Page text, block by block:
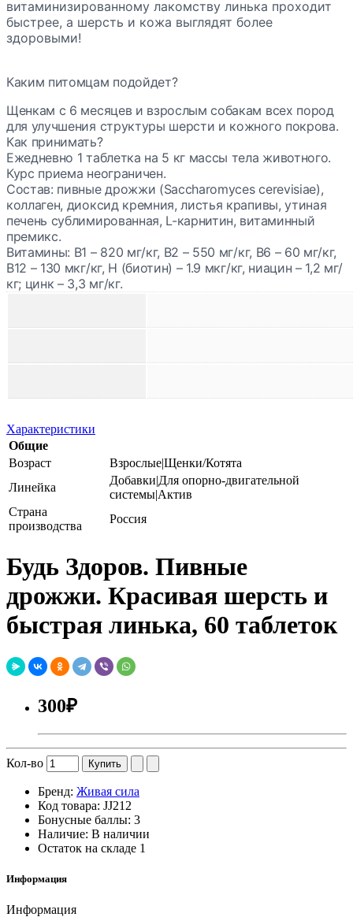
витаминизированному лакомству линька проходит
быстрее, а шерсть и кожа выглядят более
здоровыми!
Каким питомцам подойдет?
Щенкам с 6 месяцев и взрослым собакам всех пород
для улучшения структуры шерсти и кожного покрова.
Как принимать?
Ежедневно 1 таблетка на 5 кг массы тела животного.
Курс приема неограничен.
Состав: пивные дрожжи (Saccharomyces cerevisiae),
коллаген, диоксид кремния, листья крапивы, утиная
печень сублимированная, L-карнитин, витаминный
премикс.
Витамины: В1 – 820 мг/кг, В2 – 550 мг/кг, В6 – 60 мг/кг,
B12 – 130 мкг/кг, H (биотин) – 1.9 мкг/кг, ниацин – 1,2 мг/
кг; цинк – 3,3 мг/кг.
Характеристики
Общие
Возраст
Взрослые|Щенки/Котята
Линейка
Добавки|Для опорно-двигательной
системы|Актив
Страна
производства
Россия
Будь Здоров. Пивные
дрожжи. Красивая шерсть и
быстрая линька, 60 таблеток
300₽
Кол-во Купить
Бренд: Живая сила
Код товара: JJ212
Бонусные баллы: 3
Наличие: В наличии
Остаток на складе 1
Информация
Информация